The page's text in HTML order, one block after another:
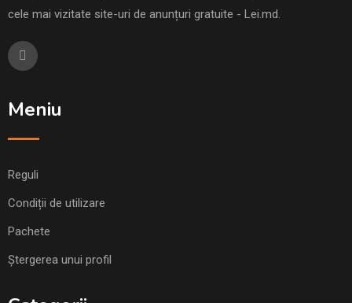
cele mai vizitate site-uri de anunțuri gratuite - Lei.md.
Meniu
Reguli
Condiții de utilizare
Pachete
Ștergerea unui profil